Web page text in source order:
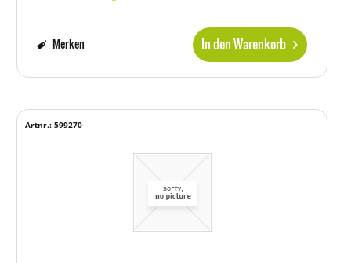
In den Warenkorb
Merken
Artnr.: 599270